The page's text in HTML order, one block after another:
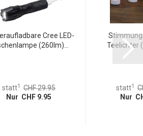
Cree LED-
(260lm)...
statt1
CHF 29.95
Nur CHF 9.95
Teelichter
statt1
Nur